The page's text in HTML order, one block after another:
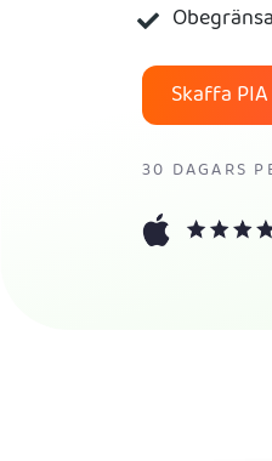
Skaffa
30 DAGARS